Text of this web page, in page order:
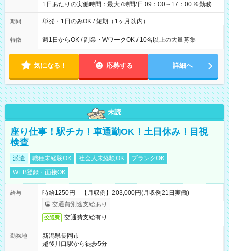
1日あたりの実働時間：最大7時間/日 09：00～17：00 ※勤務時
間は 試験により異なります。
期間 単発・1日のみOK / 短期（1ヶ月以内）
特徴 週1日からOK / 副業・WワークOK / 10名以上の大量募集
気になる！ 応募する 詳細へ
未読
座り仕事！駅チカ！車通勤OK！土日休み！目視
検査
派遣 職種未経験OK 社会人未経験OK
ブランクOK
WEB登録・面接OK
給与
時給1250円 【月収例】203,000円(月収例21日実働)
交通費別途支給あり
交通費 交通費支給有り
勤務地
新潟県長岡市
越後川口駅から徒歩5分